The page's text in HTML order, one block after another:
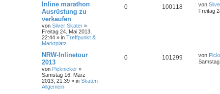
Inline marathon
Ausrüstung zu
verkaufen
von Silver Skater »
Freitag 24. Mai 2013,
22:44 » in Treffpunkt &
Marktplatz
0 100118 von
Freitag
NRW-Inlinetour
2013
von Picknicker »
Samstag 16. März
2013, 21:39 » in Skaten
Allgemein
0 101299 von